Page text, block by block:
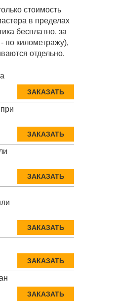
стоимость
в пределах
бесплатно, за
по километражу),
отдельно.
ЗАКАЗАТЬ
ЗАКАЗАТЬ
ЗАКАЗАТЬ
ЗАКАЗАТЬ
ЗАКАЗАТЬ
ЗАКАЗАТЬ